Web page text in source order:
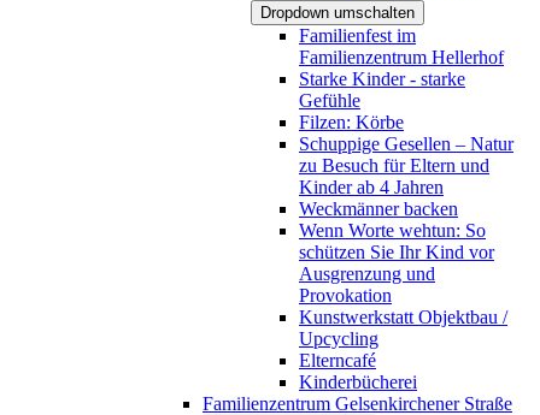
Dropdown umschalten
Familienfest im
Familienzentrum Hellerhof
Starke Kinder - starke
Gefühle
Filzen: Körbe
Schuppige Gesellen – Natur
zu Besuch für Eltern und
Kinder ab 4 Jahren
Weckmänner backen
Wenn Worte wehtun: So
schützen Sie Ihr Kind vor
Ausgrenzung und
Provokation
Kunstwerkstatt Objektbau /
Upcycling
Elterncafé
Kinderbücherei
Familienzentrum Gelsenkirchener Straße